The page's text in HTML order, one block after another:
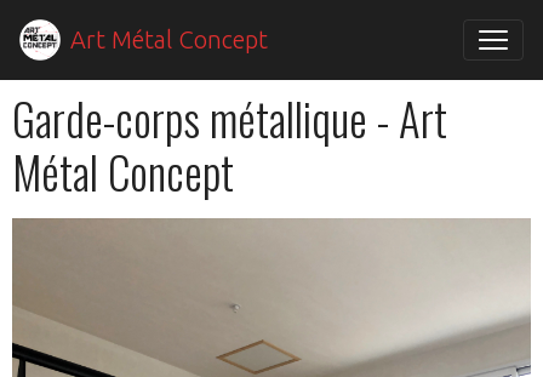
Art Métal Concept
Garde-corps métallique - Art
Métal Concept